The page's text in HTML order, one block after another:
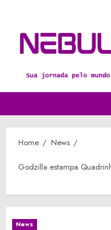
content
Home News
Godzilla estampa
News